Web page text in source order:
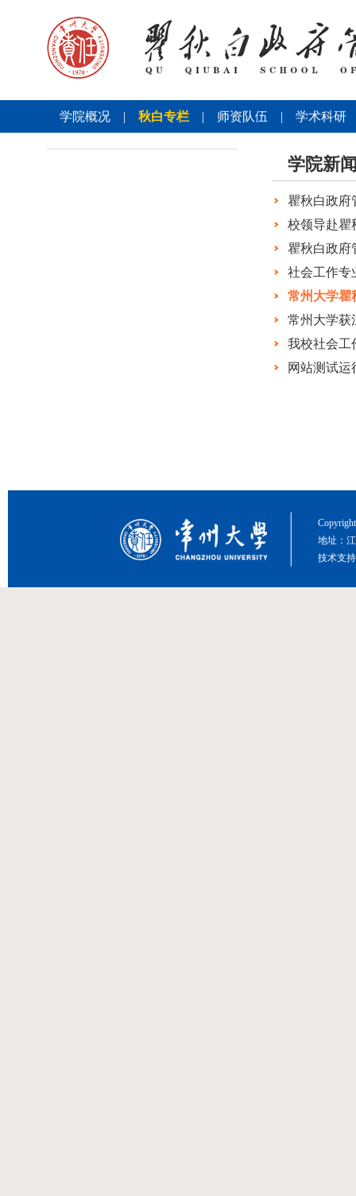
学院概况 | 秋白专栏 | 师资队伍 | 学术科研
学院新
瞿秋白政府
校领导赴瞿
瞿秋白政府
社会工作专
常州大学瞿
常州大学获
我校社会工
网站测试运
地址：
技术支